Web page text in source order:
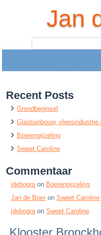
Jan
Recent Posts
Grondbeginsel
Glastuinbouw, vleesindustrie
Boerengijzeling
Sweet Caroline
Commentaar
jdebograon Boerengijzeling
Jan de Boer onSweet Caroline
jdebograonSweet Caroline
Klooster